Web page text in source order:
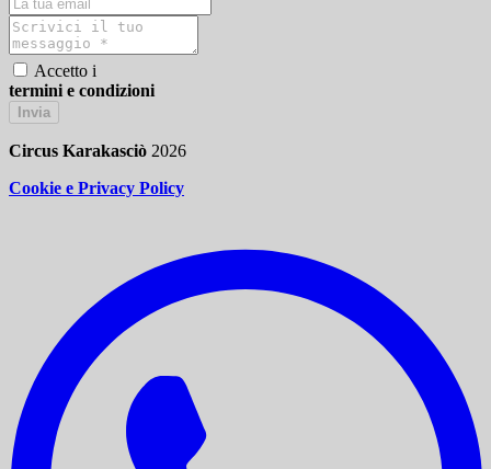
Accetto i
termini e condizioni
Invia
Circus Karakasciò 2026
Cookie e Privacy Policy